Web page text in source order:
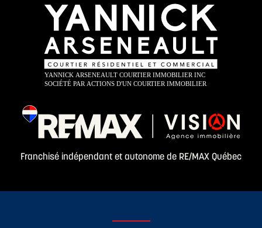
Franchisé indépendant et autonome de RE/MAX Québec